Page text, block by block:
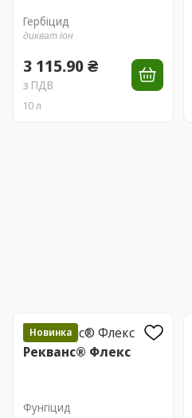
Гербіцид
дикват іон
3 115.90 ₴
з ПДВ
10 л
Новинка
Рекванс® Флекс
Фунгіцид